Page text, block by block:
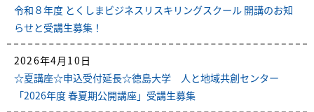
令和８年度 とくしまビジネスリスキリングスクール 開講のお知
らせと受講生募集！
2026年4月10日
☆夏講座☆申込受付延長☆徳島大学 人と地域共創センター
「2026年度 春夏期公開講座」受講生募集